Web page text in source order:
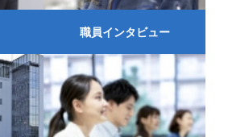
職員インタビュー